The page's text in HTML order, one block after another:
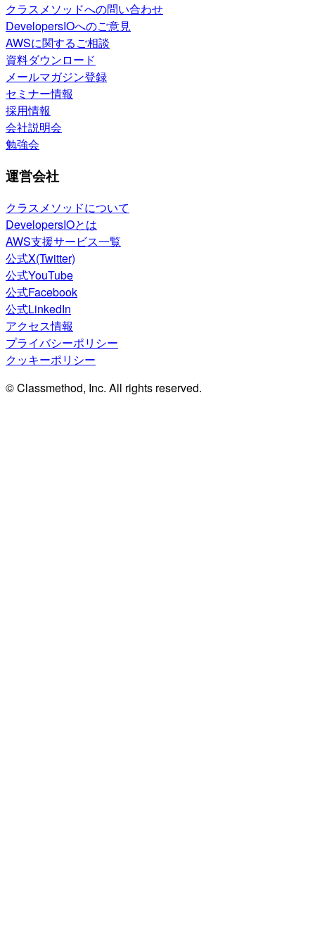
クラスメソッドへの問い合わせ
DevelopersIOへのご意見
AWSに関するご相談
資料ダウンロード
メールマガジン登録
セミナー情報
採用情報
会社説明会
勉強会
運営会社
クラスメソッドについて
DevelopersIOとは
AWS支援サービス一覧
公式X(Twitter)
公式YouTube
公式Facebook
公式LinkedIn
アクセス情報
プライバシーポリシー
クッキーポリシー
© Classmethod, Inc. All rights reserved.